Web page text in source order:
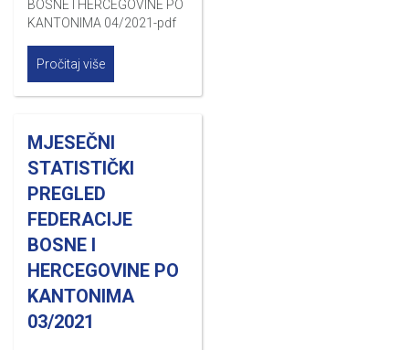
BOSNE I HERCEGOVINE PO
KANTONIMA 04/2021-pdf
Pročitaj više
MJESEČNI
STATISTIČKI
PREGLED
FEDERACIJE
BOSNE I
HERCEGOVINE PO
KANTONIMA
03/2021